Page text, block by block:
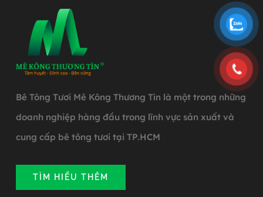
Bê Tông Tươi Mê Kông Thương Tín là một trong những
doanh nghiệp hàng đầu trong lĩnh vực sản xuất và
cung cấp bê tông tươi tại TP.HCM
TÌM HIỂU THÊM